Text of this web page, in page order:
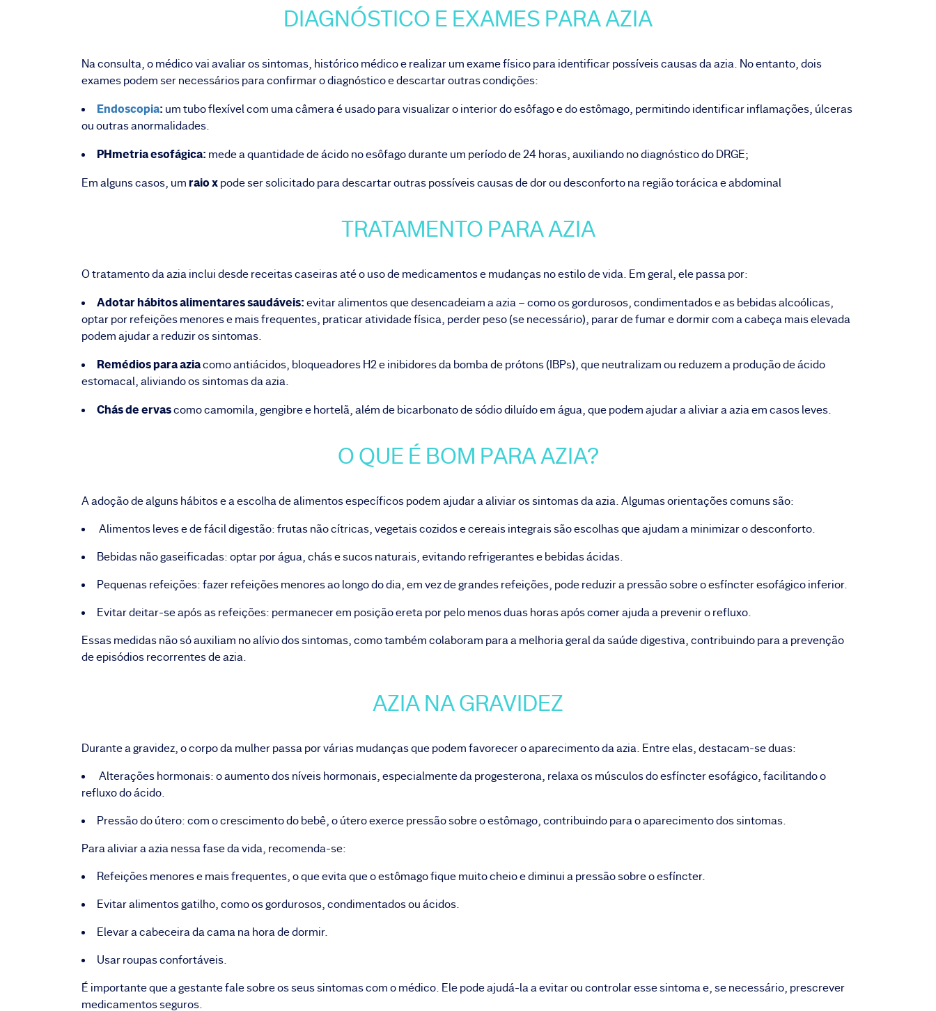
DIAGNÓSTICO E EXAMES PARA AZIA
Na consulta, o médico vai avaliar os sintomas, histórico médico e realizar um exame físico para identificar possíveis causas da azia. No entanto, dois
exames podem ser necessários para confirmar o diagnóstico e descartar outras condições:
Endoscopia: um tubo flexível com uma câmera é usado para visualizar o interior do esôfago e do estômago, permitindo identificar inflamações, úlceras
ou outras anormalidades.
PHmetria esofágica: mede a quantidade de ácido no esôfago durante um período de 24 horas, auxiliando no diagnóstico do DRGE;
Em alguns casos, umraio xpode ser solicitado para descartar outras possíveis causas de dor ou desconforto na região torácica e abdominal
TRATAMENTO PARA AZIA
O tratamento da azia inclui desde receitas caseiras até o uso de medicamentos e mudanças no estilo de vida. Em geral, ele passa por:
Adotar hábitos alimentares saudáveis:evitar alimentos que desencadeiam a azia – como os gordurosos, condimentados e as bebidas alcoólicas,
optar por refeições menores e mais frequentes, praticar atividade física, perder peso (se necessário), parar de fumar e dormir com a cabeça mais elevada
podem ajudar a reduzir os sintomas.
Remédios para aziacomo antiácidos, bloqueadores H2 e inibidores da bomba de prótons (IBPs), que neutralizam ou reduzem a produção de ácido
estomacal, aliviando os sintomas da azia.
Chás de ervascomo camomila, gengibre e hortelã, além de bicarbonato de sódio diluído em água, que podem ajudar a aliviar a azia em casos leves.
O QUE É BOM PARA AZIA?
A adoção de alguns hábitos e a escolha de alimentos específicos podem ajudar a aliviar os sintomas da azia. Algumas orientações comuns são:
Alimentos leves e de fácil digestão: frutas não cítricas, vegetais cozidos e cereais integrais são escolhas que ajudam a minimizar o desconforto.
Bebidas não gaseificadas: optar por água, chás e sucos naturais, evitando refrigerantes e bebidas ácidas.
Pequenas refeições: fazer refeições menores ao longo do dia, em vez de grandes refeições, pode reduzir a pressão sobre o esfíncter esofágico inferior.
Evitar deitar-se após as refeições: permanecer em posição ereta por pelo menos duas horas após comer ajuda a prevenir o refluxo.
Essas medidas não só auxiliam no alívio dos sintomas, como também colaboram para a melhoria geral da saúde digestiva, contribuindo para a prevenção
de episódios recorrentes de azia.
AZIA NA GRAVIDEZ
Durante a gravidez, o corpo da mulher passa por várias mudanças que podem favorecer o aparecimento da azia. Entre elas, destacam-se duas:
Alterações hormonais: o aumento dos níveis hormonais, especialmente da progesterona, relaxa os músculos do esfíncter esofágico, facilitando o
refluxo do ácido.
Pressão do útero: com o crescimento do bebê, o útero exerce pressão sobre o estômago, contribuindo para o aparecimento dos sintomas.
Para aliviar a azia nessa fase da vida, recomenda-se:
Refeições menores e mais frequentes, o que evita que o estômago fique muito cheio e diminui a pressão sobre o esfíncter.
Evitar alimentos gatilho, como os gordurosos, condimentados ou ácidos.
Elevar a cabeceira da cama na hora de dormir.
Usar roupas confortáveis.
É importante que a gestante fale sobre os seus sintomas com o médico. Ele pode ajudá-la a evitar ou controlar esse sintoma e, se necessário, prescrever
medicamentos seguros.